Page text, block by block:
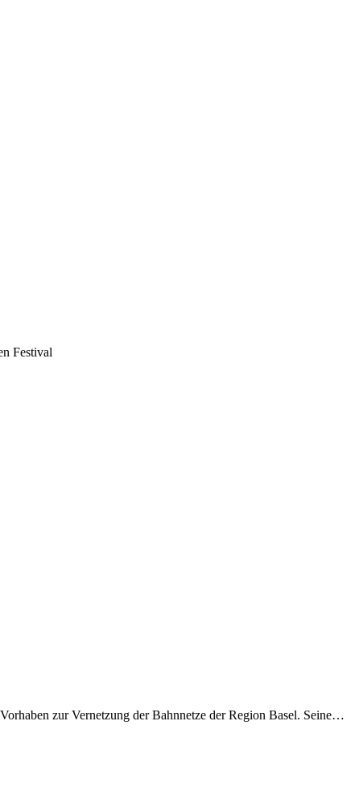
Festival
zur Vernetzung der Bahnnetze der Region Basel. Seine…